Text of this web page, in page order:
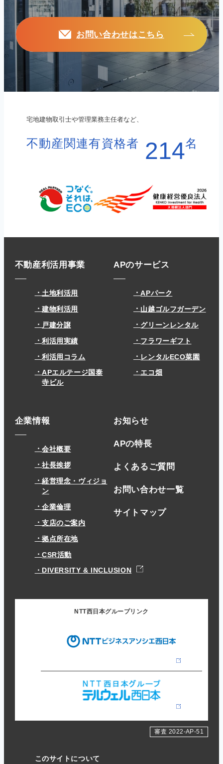
お問い合わせはこちら
宅地建物取引士や管理業務主任者など、
不動産関連有資格者 214名
不動産利活用事業
土地利活用
建物利活用
戸建分譲
利活用実績
利活用コラム
APエルテージ国泰
寺ビル
APのサービス
APパーク
山越ゴルフガーデン
グリーンレンタル
フラワーギフト
レンタルECO菜園
エコ畑
企業情報
会社概要
社長挨拶
経営理念・ヴィジョ
ン
企業倫理
支店のご案内
拠点所在地
CSR活動
DIVERSITY & INCLUSION
お知らせ
APの特長
よくあるご質問
お問い合わせ一覧
サイトマップ
NTT西日本グループリンク
審査 2022-AP-51
このサイトについて